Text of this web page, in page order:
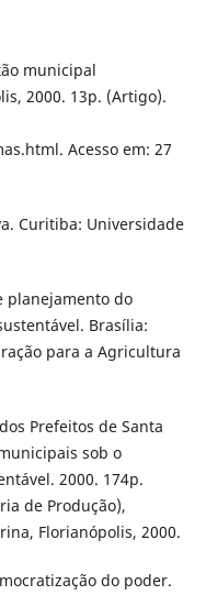
municipal
2000. 13p. (Artigo).
Acesso em: 27
Curitiba: Universidade
planejamento do
Brasília:
para a Agricultura
Prefeitos de Santa
sob o
2000. 174p.
de Produção),
Florianópolis, 2000.
do poder.